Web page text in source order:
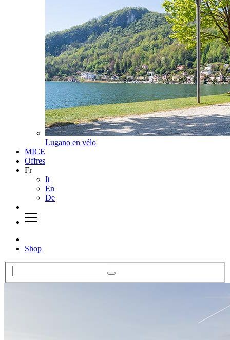
Lugano en vélo
MICE
Offres
Fr
It
En
De
Shop